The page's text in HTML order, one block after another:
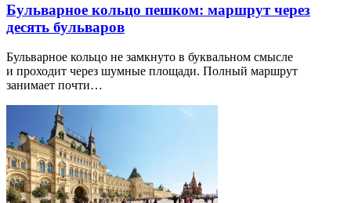
Бульварное кольцо пешком: маршрут через
десять бульваров
Бульварное кольцо не замкнуто в буквальном смысле
и проходит через шумные площади. Полный маршрут
занимает почти…